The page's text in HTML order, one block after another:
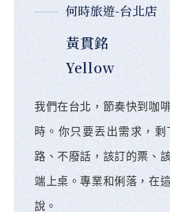
何時旅遊-台北店
黃貫銘
Yellow
我們在台北，節奏快到咖
時。你只要丟出需求，
路、不廢話，該訂的票、
端上桌。專業和俐落，在
說。